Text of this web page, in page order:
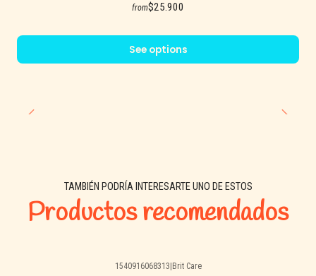
from$25.900
See options
TAMBIÉN PODRÍA INTERESARTE UNO DE ESTOS
Productos recomendados
1540916068313 Brit Care